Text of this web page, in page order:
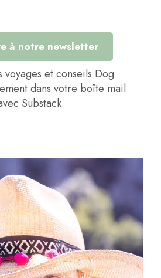
à notre newsletter
voyages et conseils Dog
dans votre boîte mail
Substack